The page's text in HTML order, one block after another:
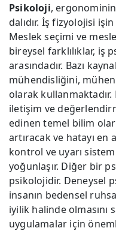
Psikoloji,
dalıdır. İş fizyolojisi
Meslek seçimi ve
bireysel farklılıklar, iş
arasındadır. Bazı
mühendisliğini,
olarak kullanmaktadır.
iletişim ve
edinen temel bilim
artıracak ve hatayı
kontrol ve uyarı
yoğunlaşır. Diğer bir
psikolojidir. Deneysel
insanın bedensel
iyilik halinde olmasını
uygulamalar için